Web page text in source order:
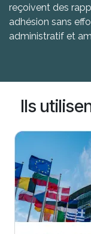
reçoivent des
adhésion sans
administratif et
Ils